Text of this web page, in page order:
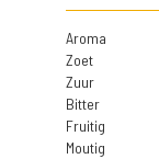
Aroma
Zoet
Zuur
Bitter
Fruitig
Moutig